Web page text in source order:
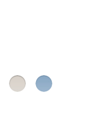
BétonBleu